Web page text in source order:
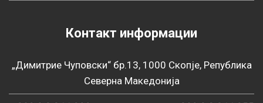
Контакт информации
„Димитрие Чуповски“ бр.13, 1000 Скопје, Република
Северна Македонија